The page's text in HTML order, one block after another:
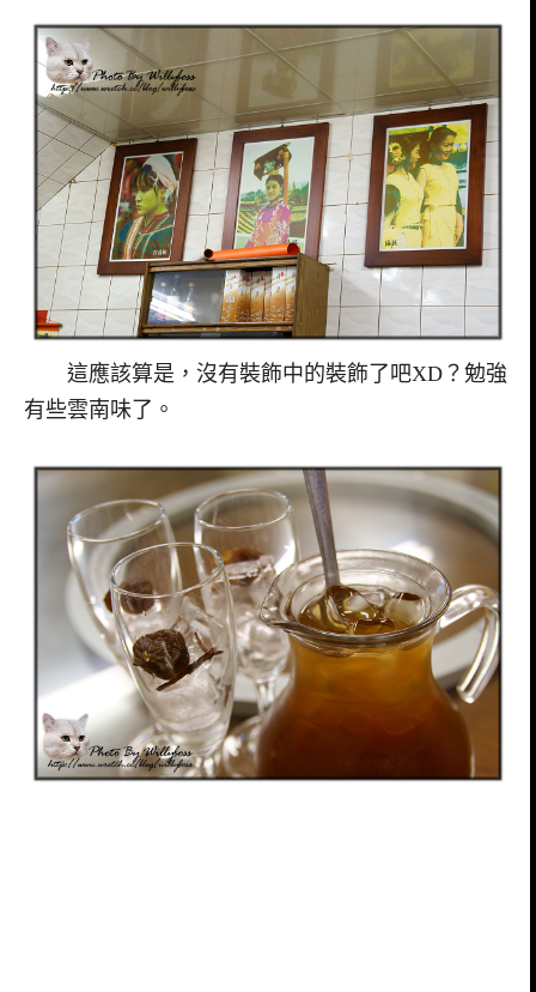
這應該算是，沒有裝飾中的裝飾了吧XD？勉強
有些雲南味了。